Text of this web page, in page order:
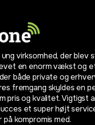
virksomhed, der blev
en enorm vækst og
både private og
fremgang skyldes en
pris og kvalitet. Vigtigst
et super højt
på kompromis med.